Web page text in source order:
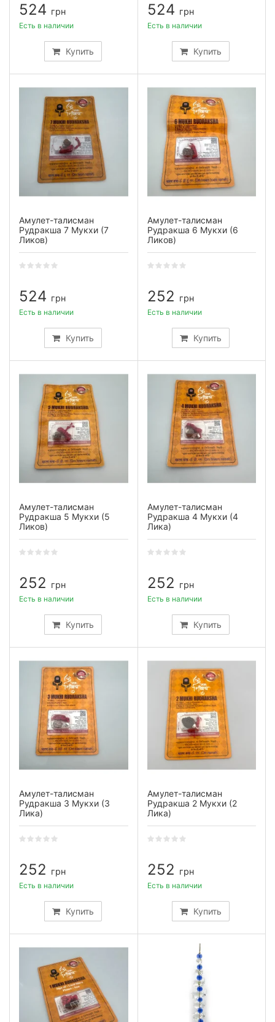
524 грн
Купить
Есть в наличии
524 грн
Купить
Есть в наличии
Амулет-талисман
Рудракша 7 Мукхи (7
Ликов)
524 грн
Купить
Есть в наличии
Амулет-талисман
Рудракша 6 Мукхи (6
Ликов)
252 грн
Купить
Есть в наличии
Амулет-талисман
Рудракша 5 Мукхи (5
Ликов)
252 грн
Купить
Есть в наличии
Амулет-талисман
Рудракша 4 Мукхи (4
Лика)
252 грн
Купить
Есть в наличии
Амулет-талисман
Рудракша 3 Мукхи (3
Лика)
252 грн
Купить
Есть в наличии
Амулет-талисман
Рудракша 2 Мукхи (2
Лика)
252 грн
Купить
Есть в наличии